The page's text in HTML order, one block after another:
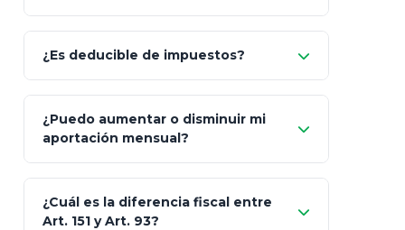
GNP (Proyecta)
Seguros Monterrey
Skandia (Crea)
MetLife (MetaLife)
¿Es deducible de impuestos?
¿Puedo aumentar o disminuir mi
aportación mensual?
¿Cuál es la diferencia fiscal entre
Art. 151 y Art. 93?